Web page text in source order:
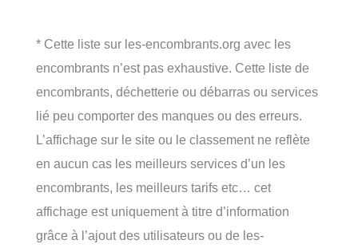
* Cette liste sur les-encombrants.org avec les
encombrants n’est pas exhaustive. Cette liste de
encombrants, déchetterie ou débarras ou services
lié peu comporter des manques ou des erreurs.
L’affichage sur le site ou le classement ne reflète
en aucun cas les meilleurs services d’un les
encombrants, les meilleurs tarifs etc… cet
affichage est uniquement à titre d’information
grâce à l’ajout des utilisateurs ou de les-